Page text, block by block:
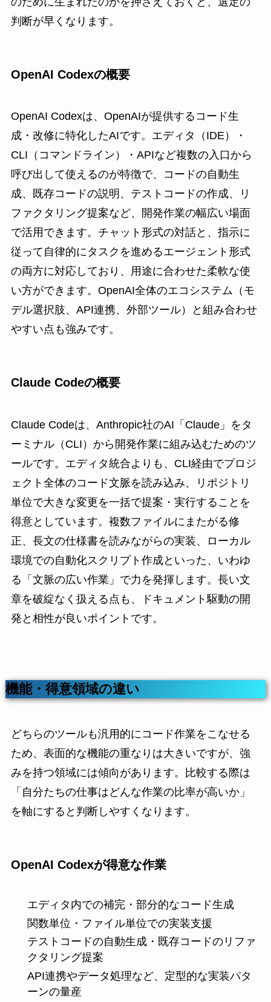
判断が早くなります。
OpenAI Codexの概要
OpenAI Codexは、OpenAIが提供するコード生
成・改修に特化したAIです。エディタ（IDE）・
CLI（コマンドライン）・APIなど複数の入口から
呼び出して使えるのが特徴で、コードの自動生
成、既存コードの説明、テストコードの作成、リ
ファクタリング提案など、開発作業の幅広い場面
で活用できます。チャット形式の対話と、指示に
従って自律的にタスクを進めるエージェント形式
の両方に対応しており、用途に合わせた柔軟な使
い方ができます。OpenAI全体のエコシステム（モ
デル選択肢、API連携、外部ツール）と組み合わせ
やすい点も強みです。
Claude Codeの概要
Claude Codeは、Anthropic社のAI「Claude」をタ
ーミナル（CLI）から開発作業に組み込むためのツ
ールです。エディタ統合よりも、CLI経由でプロジ
ェクト全体のコード文脈を読み込み、リポジトリ
単位で大きな変更を一括で提案・実行することを
得意としています。複数ファイルにまたがる修
正、長文の仕様書を読みながらの実装、ローカル
環境での自動化スクリプト作成といった、いわゆ
る「文脈の広い作業」で力を発揮します。長い文
章を破綻なく扱える点も、ドキュメント駆動の開
発と相性が良いポイントです。
機能・得意領域の違い
どちらのツールも汎用的にコード作業をこなせる
ため、表面的な機能の重なりは大きいですが、強
みを持つ領域には傾向があります。比較する際は
「自分たちの仕事はどんな作業の比率が高いか」
を軸にすると判断しやすくなります。
OpenAI Codexが得意な作業
エディタ内での補完・部分的なコード生成
関数単位・ファイル単位での実装支援
テストコードの自動生成・既存コードのリファ
クタリング提案
API連携やデータ処理など、定型的な実装パタ
ーンの量産